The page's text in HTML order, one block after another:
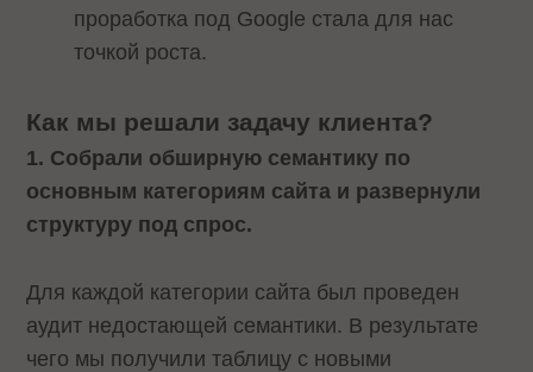
проработка под Google стала для нас
точкой роста.
Как мы решали задачу клиента?
1. Собрали обширную семантику по
основным категориям сайта и развернули
структуру под спрос.
Для каждой категории сайта был проведен
аудит недостающей семантики. В результате
чего мы получили таблицу с новыми